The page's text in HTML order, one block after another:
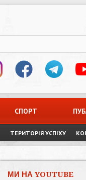
СПОРТ
ТЕРИТОРІЯ УСПІХУ
МИ НА YOUTUBE